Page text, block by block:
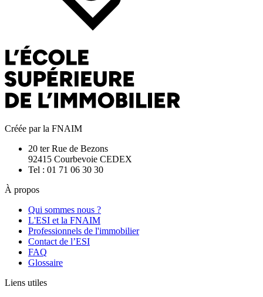
Créée par la FNAIM
20 ter Rue de Bezons
92415 Courbevoie CEDEX
Tel : 01 71 06 30 30
À propos
Qui sommes nous ?
L'ESI et la FNAIM
Professionnels de l'immobilier
Contact de l’ESI
FAQ
Glossaire
Liens utiles